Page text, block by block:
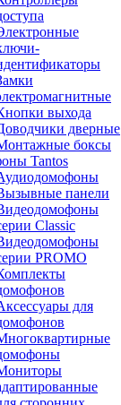
выхода
дверные
боксы
Tantos
панели
Classic
PROMO
для